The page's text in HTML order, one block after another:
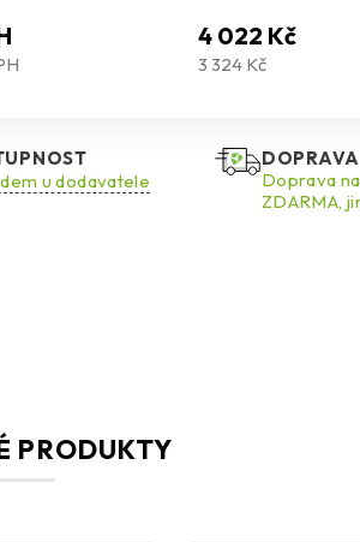
desky.
odrazivosti světla HBW ≥ 20. Pokud se
s technickým oddělením Ceresit. U
jako jsou architektonické detaily.
4 022 Kč
3 324 Kč
u dodavatele
DOPRAVA
Doprava
ZDARMA,
PRODUKTY